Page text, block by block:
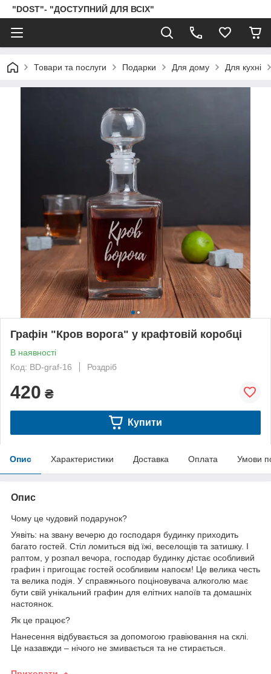
"DOST"- "ДОСТУПНИЙ ДЛЯ ВСІХ"
Товари та послуги Подарки Для дому Для кухні
Графін "Кров ворога" у крафтовій коробці
В наявності
Код: BD-graf-16
Роздріб
420 ₴
Купити
Опис Характеристики Доставка Оплата Умови
Опис
Чому це чудовий подарунок?
Уявіть: на звану вечерю до господаря будинку приходить
багато гостей. Стіл ломиться від їжі, веселощів та затишку. І
раптом, у розпал вечора, господар будинку дістає особливий
графин і пригощає гостей особливим напоєм! Це велика честь
та велика подія. У справжнього поціновувача алкоголю має
бути свій унікальний графин для елітних напоїв та домашніх
настоянок.
Як це працює?
Нанесення відбувається за допомогою гравіювання на склі.
Це назавжди – нічого не змивається та не стирається.